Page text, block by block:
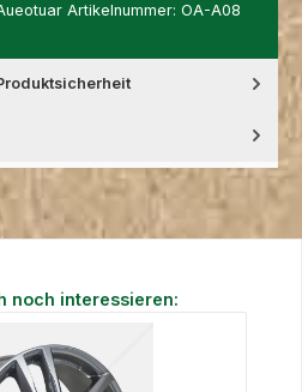
Artikelnummer: OA-A08
noch interessieren: